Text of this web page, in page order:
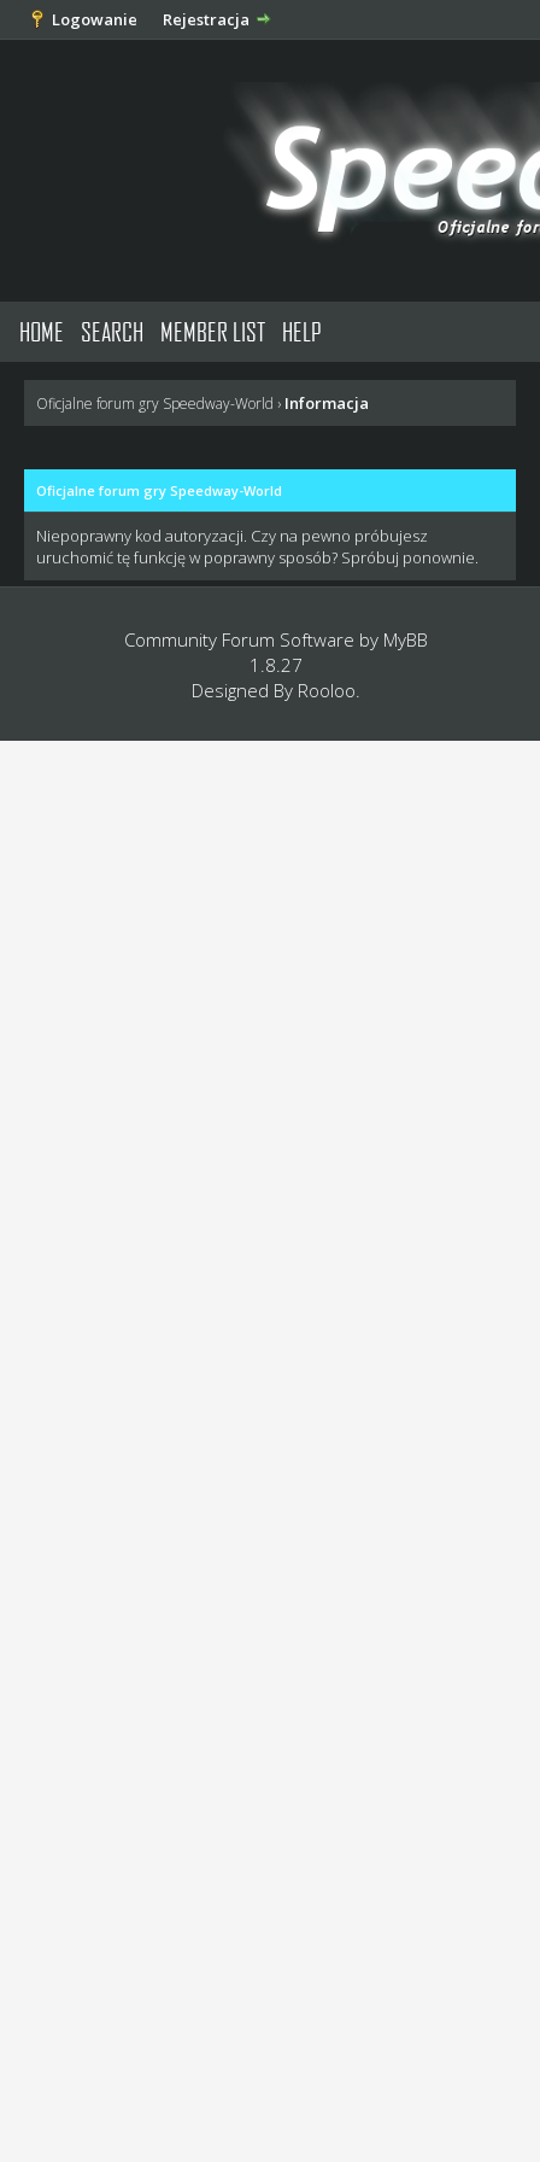
Logowanie Rejestracja
HOME SEARCH MEMBER LIST HELP
Oficjalne forum gry Speedway-World › Informacja
Oficjalne forum gry Speedway-World
Niepoprawny kod autoryzacji. Czy na pewno próbujesz
uruchomić tę funkcję w poprawny sposób? Spróbuj ponownie.
Community Forum Software by MyBB
1.8.27
Designed By Rooloo.